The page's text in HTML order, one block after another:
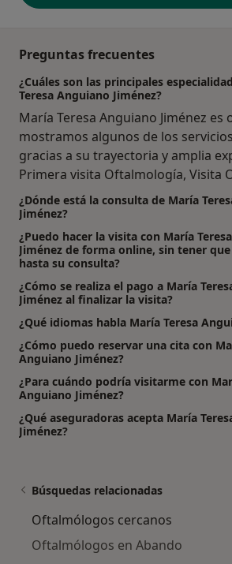
Preguntas frecuentes
¿Cuáles son las principales
Teresa Anguiano Jiménez?
María Teresa Anguiano Jiménez es
mostramos algunos de los
gracias a su trayectoria y amplia
Primera visita Oftalmología, Visita
¿Dónde está la consulta de María
Jiménez?
¿Puedo hacer la visita con María
Jiménez de forma online, sin tener
hasta su consulta?
¿Cómo se realiza el pago a María
Jiménez al finalizar la visita?
¿Qué idiomas habla María Teresa
¿Cómo puedo reservar una cita con
Anguiano Jiménez?
¿Para cuándo podría visitarme con
Anguiano Jiménez?
¿Qué aseguradoras acepta María
Jiménez?
Búsquedas relacionadas
Oftalmólogos cercanos
Oftalmólogos en Abando